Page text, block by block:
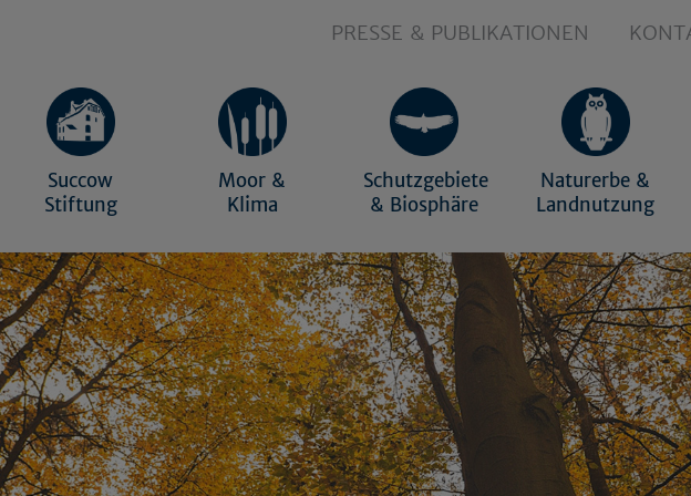
PRESSE & PUBLIKATIONEN
Succow
Stiftung
Moor &
Klima
Schutzgebiete
& Biosphäre
Naturerbe &
Landnutzung